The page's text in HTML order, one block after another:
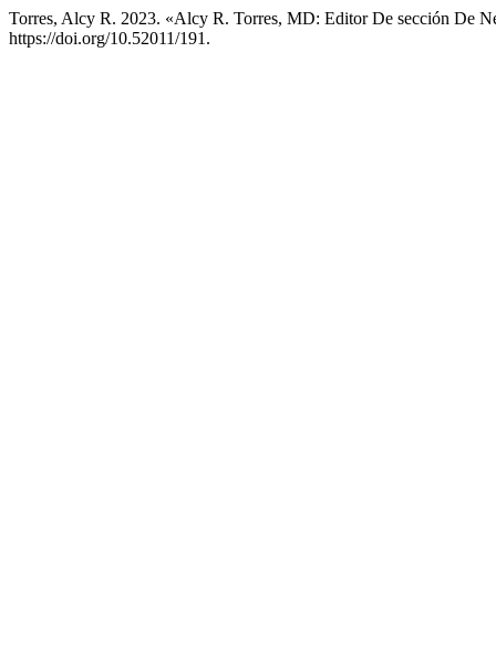
Torres, Alcy R. 2023. «Alcy R. Torres, MD: Editor De sección De
https://doi.org/10.52011/191.